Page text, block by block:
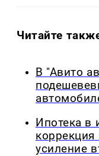
Читайте
В "Авито
Ипотека в
усиление